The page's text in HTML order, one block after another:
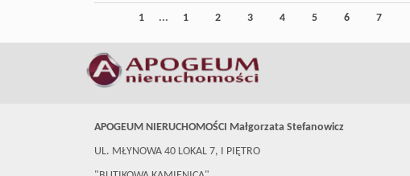
1 ... 1 2 3 4 5 6 7
APOGEUM NIERUCHOMOŚCI Małgorzata Stefanowicz
UL. MŁYNOWA 40 LOKAL 7, I PIĘTRO